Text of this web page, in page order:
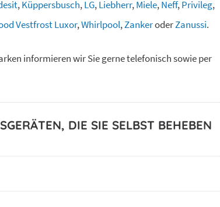
,Küppersbusch,LG,Liebherr,Miele,Neff,Privileg,
Vestfrost Luxor,Whirlpool,ZankeroderZanussi.
informieren wir Sie gerne telefonisch sowie per
DIE SIE SELBST BEHEBEN